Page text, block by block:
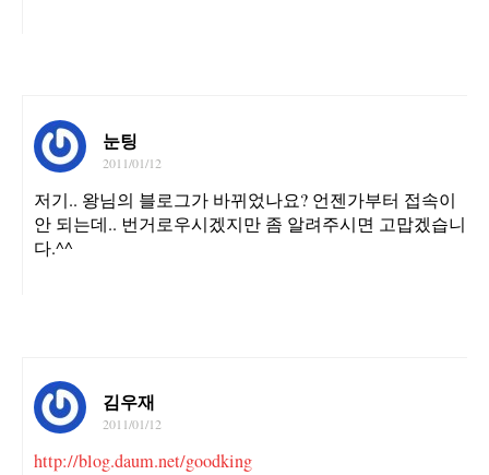
눈팅
2011/01/12
저기.. 왕님의 블로그가 바뀌었나요? 언젠가부터 접속이
안 되는데.. 번거로우시겠지만 좀 알려주시면 고맙겠습니
다.^^
김우재
2011/01/12
http://blog.daum.net/goodking